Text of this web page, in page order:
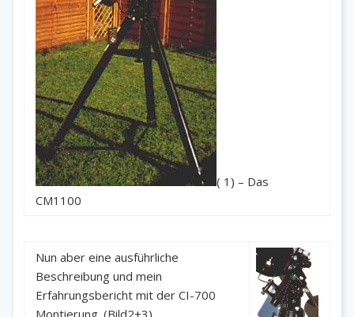
( 1) – Das
CM1100
Nun aber eine ausführliche
Beschreibung und mein
Erfahrungsbericht mit der CI-700
Montierung. (Bild2+3)